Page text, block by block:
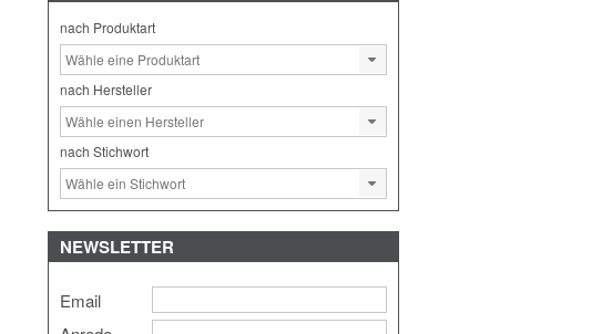
nach Produktart
nach Hersteller
nach Stichwort
NEWSLETTER
Email